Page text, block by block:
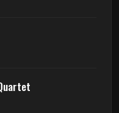
Kultury